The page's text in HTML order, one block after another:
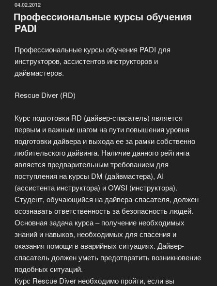
ОПУБЛИКОВАНО
04.02.2012
Профессиональные курсы обучения
PADI
Профессиональные курсы обучения PADI для
инструкторов, ассистентов инструкторов и
дайвмастеров.
Rescue Diver (RD)
Курс подготовки RD (дайвер-спасатель) является
первым и важным шагом на пути повышения уровня
подготовки дайвера и выхода ее за рамки собственно
любительского дайвинга. Наличие данного рейтинга
является предварительным требованием для
поступления на курсы DM (дайвмастера), AI
(ассистента инструктора) и OWSI (инструктора).
Студент, обучающийся на дайвера-спасателя, должен
осознавать ответственность за безопасность людей.
Основная задача курса – получение необходимых
знаний и навыков, необходимых для спасения и
оказания помощи в аварийных ситуациях. Дайвер-
спасатель должен уметь предотвратить возникновение
подобных ситуаций.
Курс Rescue Diver необходимо пройти, если вы